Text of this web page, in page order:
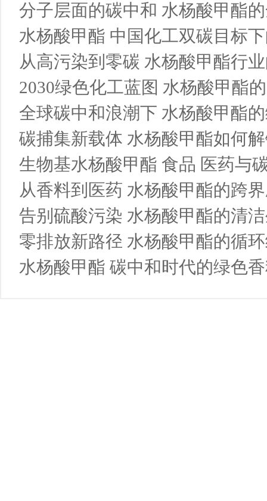
分子层面的碳中和 水杨酸甲酯
水杨酸甲酯 中国化工双碳目标
从高污染到零碳 水杨酸甲酯行
2030绿色化工蓝图 水杨酸甲酯
全球碳中和浪潮下 水杨酸甲酯
碳捕集新载体 水杨酸甲酯如何
生物基水杨酸甲酯 食品 医药与
从香料到医药 水杨酸甲酯的跨
告别硫酸污染 水杨酸甲酯的清
零排放新路径 水杨酸甲酯的循
水杨酸甲酯 碳中和时代的绿色